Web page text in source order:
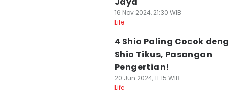
16 Nov 2024, 21:30 WIB
Life
4 Shio Paling Cocok
Shio Tikus, Pasangan
Pengertian!
20 Jun 2024, 11:15 WIB
Life